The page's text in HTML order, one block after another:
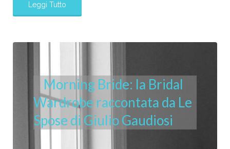
Leggi Tutto
Morning Bride: la Bridal
Wardrobe raccontata da Le
Spose di Giulio Gaudiosi